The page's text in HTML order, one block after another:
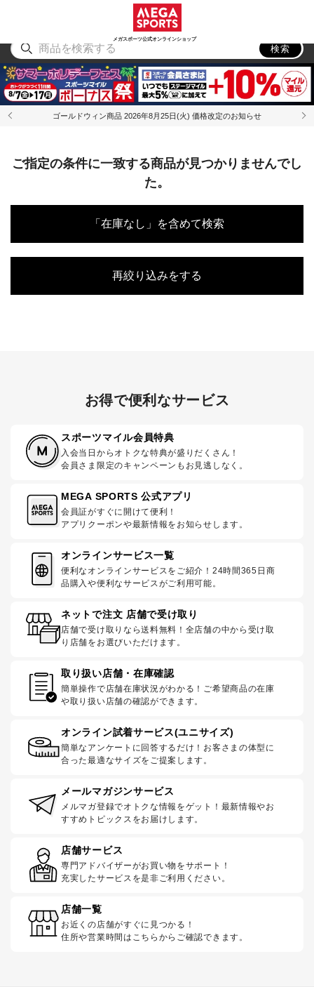
メガスポーツ公式オンラインショップ
アウトドア
検索
ゴールドウィン商品 2026年8月25日(火) 価格改定のお知らせ
ご指定の条件に一致する商品が見つかりませんでし
た。
「在庫なし」を含めて検索
再絞り込みをする
お得で便利なサービス
スポーツマイル会員特典
入会当日からオトクな特典が盛りだくさん！
会員さま限定のキャンペーンもお見逃しなく。
MEGA SPORTS 公式アプリ
会員証がすぐに開けて便利！
アプリクーポンや最新情報をお知らせします。
オンラインサービス一覧
便利なオンラインサービスをご紹介！24時間365日商
品購入や便利なサービスがご利用可能。
ネットで注文 店舗で受け取り
店舗で受け取りなら送料無料！全店舗の中から受け取
り店舗をお選びいただけます。
取り扱い店舗・在庫確認
簡単操作で店舗在庫状況がわかる！ご希望商品の在庫
や取り扱い店舗の確認ができます。
オンライン試着サービス(ユニサイズ)
簡単なアンケートに回答するだけ！お客さまの体型に
合った最適なサイズをご提案します。
メールマガジンサービス
メルマガ登録でオトクな情報をゲット！最新情報やお
すすめトピックスをお届けします。
店舗サービス
専門アドバイザーがお買い物をサポート！
充実したサービスを是非ご利用ください。
店舗一覧
お近くの店舗がすぐに見つかる！
住所や営業時間はこちらからご確認できます。